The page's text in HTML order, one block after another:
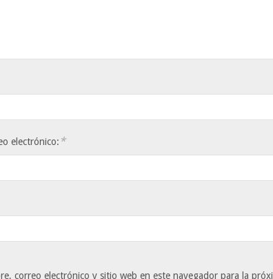
electrónico: *
correo electrónico y sitio web en este navegador para la